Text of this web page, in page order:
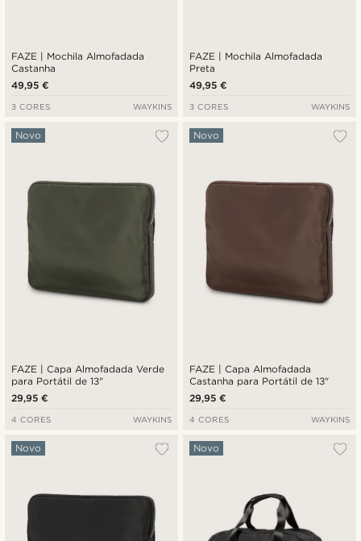
FAZE | Mochila Almofadada
Castanha
49,95 €
3 CORES WAYKINS
FAZE | Mochila Almofadada
Preta
49,95 €
3 CORES WAYKINS
FAZE | Capa Almofadada Verde
para Portátil de 13"
Novo
29,95 €
4 CORES WAYKINS
FAZE | Capa Almofadada
Castanha para Portátil de 13"
Novo
29,95 €
4 CORES WAYKINS
Novo Novo